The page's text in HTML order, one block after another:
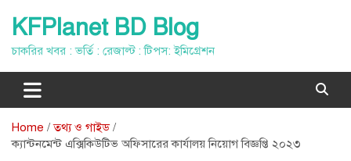
content
KFPlanet BD Blog
চাকরির খবর : ভর্তি : রেজাল্ট : টিপস: ইমিগ্রেশন
Home
তথ্য ও গাইড
ক্যান্টনমেন্ট এক্সিকিউটিভ অফিসারের কার্যালয় নিয়োগ বিজ্ঞপ্তি ২০২৩